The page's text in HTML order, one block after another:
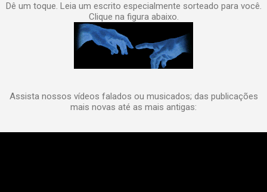
Dê um toque. Leia um escrito especialmente sorteado para você.
Clique na figura abaixo.
Assista nossos vídeos falados ou musicados; das publicações
mais novas até as mais antigas: